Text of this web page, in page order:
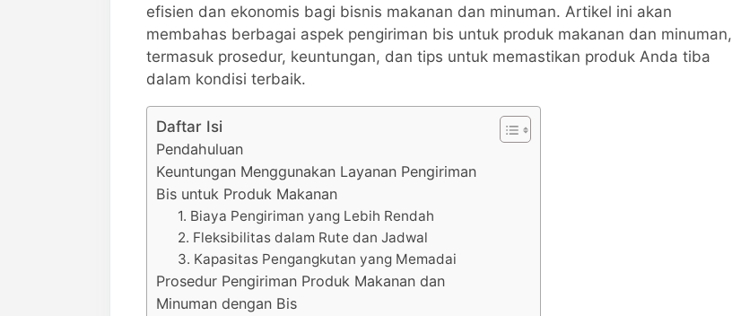
efisien dan ekonomis bagi bisnis makanan dan minuman. Artikel ini akan
membahas berbagai aspek pengiriman bis untuk produk makanan dan minuman,
termasuk prosedur, keuntungan, dan tips untuk memastikan produk Anda tiba
dalam kondisi terbaik.
Daftar Isi
Pendahuluan
Keuntungan Menggunakan Layanan Pengiriman
Bis untuk Produk Makanan
1. Biaya Pengiriman yang Lebih Rendah
2. Fleksibilitas dalam Rute dan Jadwal
3. Kapasitas Pengangkutan yang Memadai
Prosedur Pengiriman Produk Makanan dan
Minuman dengan Bis